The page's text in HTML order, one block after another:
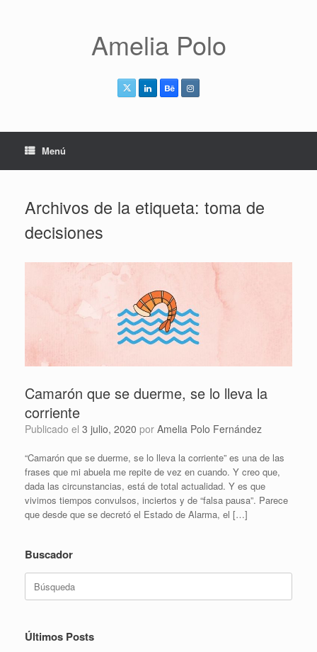
Amelia Polo
Menú
Archivos de la etiqueta: toma de
decisiones
Camarón que se duerme, se lo lleva la
corriente
Publicado el 3 julio, 2020 por Amelia Polo Fernández
“Camarón que se duerme, se lo lleva la corriente” es una de las
frases que mi abuela me repite de vez en cuando. Y creo que,
dada las circunstancias, está de total actualidad. Y es que
vivimos tiempos convulsos, inciertos y de “falsa pausa”. Parece
que desde que se decretó el Estado de Alarma, el […]
Buscador
Buscar:
Últimos Posts